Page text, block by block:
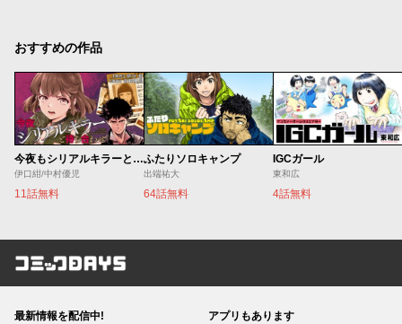
おすすめの作品
今夜もシリアルキラーと待ち合わせ
伊口紺/中村優児
11話無料
ふたりソロキャンプ
出端祐大
64話無料
IGCガール
東和広
4話無料
コミックDAYS
最新情報を配信中! アプリもあります